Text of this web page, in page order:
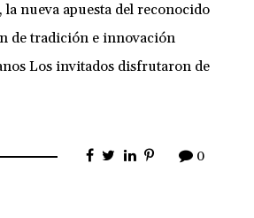
nueva apuesta del reconocido
de tradición e innovación
Los invitados disfrutaron de
0